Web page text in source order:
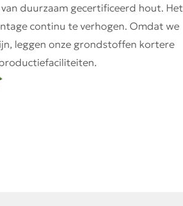
duurzaam gecertificeerd hout. Het
continu te verhogen. Omdat we
leggen onze grondstoffen kortere